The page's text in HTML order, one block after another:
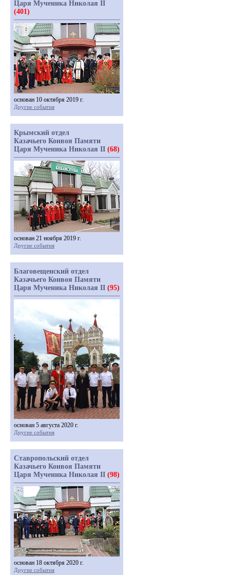
Царя Мученика Николая II
(401)
основан 10 октября 2019 г.
Другие события
Крымский отдел
Казачьего Конвоя Памяти
Царя Мученика Николая II (68)
основан 21 ноября 2019 г.
Другие события
Благовещенский отдел
Казачьего Конвоя Памяти
Царя Мученика Николая II (95)
основан 5 августа 2020 г.
Другие события
Ставропольский отдел
Казачьего Конвоя Памяти
Царя Мученика Николая II (98)
основан 18 октября 2020 г.
Другие события